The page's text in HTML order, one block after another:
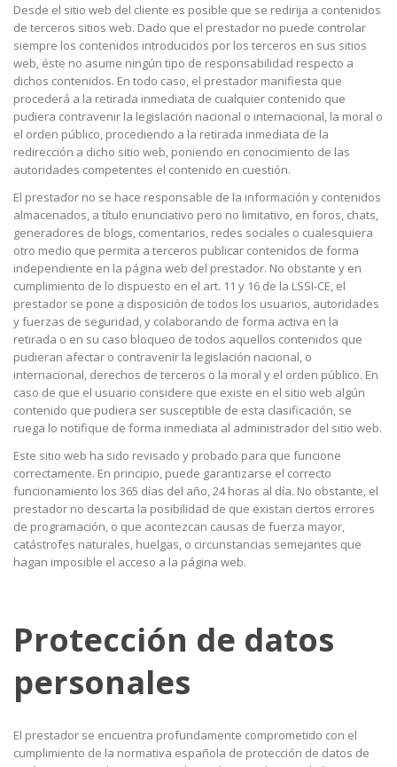
Desde el sitio web del cliente es posible que se redirija a contenidos
de terceros sitios web. Dado que el prestador no puede controlar
siempre los contenidos introducidos por los terceros en sus sitios
web, éste no asume ningún tipo de responsabilidad respecto a
dichos contenidos. En todo caso, el prestador manifiesta que
procederá a la retirada inmediata de cualquier contenido que
pudiera contravenir la legislación nacional o internacional, la moral o
el orden público, procediendo a la retirada inmediata de la
redirección a dicho sitio web, poniendo en conocimiento de las
autoridades competentes el contenido en cuestión.
El prestador no se hace responsable de la información y contenidos
almacenados, a título enunciativo pero no limitativo, en foros, chats,
generadores de blogs, comentarios, redes sociales o cualesquiera
otro medio que permita a terceros publicar contenidos de forma
independiente en la página web del prestador. No obstante y en
cumplimiento de lo dispuesto en el art. 11 y 16 de la LSSI-CE, el
prestador se pone a disposición de todos los usuarios, autoridades
y fuerzas de seguridad, y colaborando de forma activa en la
retirada o en su caso bloqueo de todos aquellos contenidos que
pudieran afectar o contravenir la legislación nacional, o
internacional, derechos de terceros o la moral y el orden público. En
caso de que el usuario considere que existe en el sitio web algún
contenido que pudiera ser susceptible de esta clasificación, se
ruega lo notifique de forma inmediata al administrador del sitio web.
Este sitio web ha sido revisado y probado para que funcione
correctamente. En principio, puede garantizarse el correcto
funcionamiento los 365 días del año, 24 horas al día. No obstante, el
prestador no descarta la posibilidad de que existan ciertos errores
de programación, o que acontezcan causas de fuerza mayor,
catástrofes naturales, huelgas, o circunstancias semejantes que
hagan imposible el acceso a la página web.
Protección de datos
personales
El prestador se encuentra profundamente comprometido con el
cumplimiento de la normativa española de protección de datos de